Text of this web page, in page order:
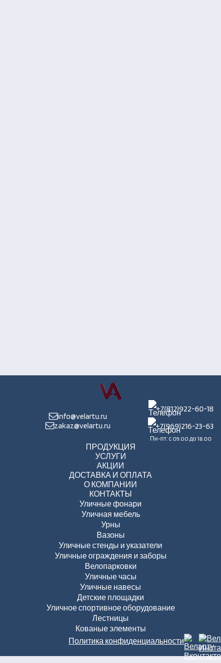
info@velartu.ru
zakaz@velartu.ru
+7(812)922-60-18
+7(969)216-23-63
Пн-пт: с 09.00 до 18.00
ПРОДУКЦИЯ
УСЛУГИ
АКЦИИ
ДОСТАВКА И ОПЛАТА
О КОМПАНИИ
КОНТАКТЫ
Уличные фонари
Уличная мебель
Урны
Вазоны
Уличные стенды и указатели
Уличные ограждения и заборы
Велопарковки
Уличные часы
Уличные навесы
Детские площадки
Уличное спортивное оборудование
Лестницы
Кованые элементы
Политика конфиденциальности